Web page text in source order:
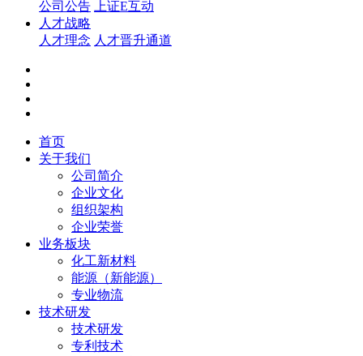
公司公告 上证E互动
人才战略
人才理念 人才晋升通道
首页
关于我们
公司简介
企业文化
组织架构
企业荣誉
业务板块
化工新材料
能源（新能源）
专业物流
技术研发
技术研发
专利技术